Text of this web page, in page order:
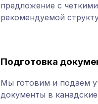
предложение с
рекомендуемой
Подготовка
Мы готовим и подаем
документы в